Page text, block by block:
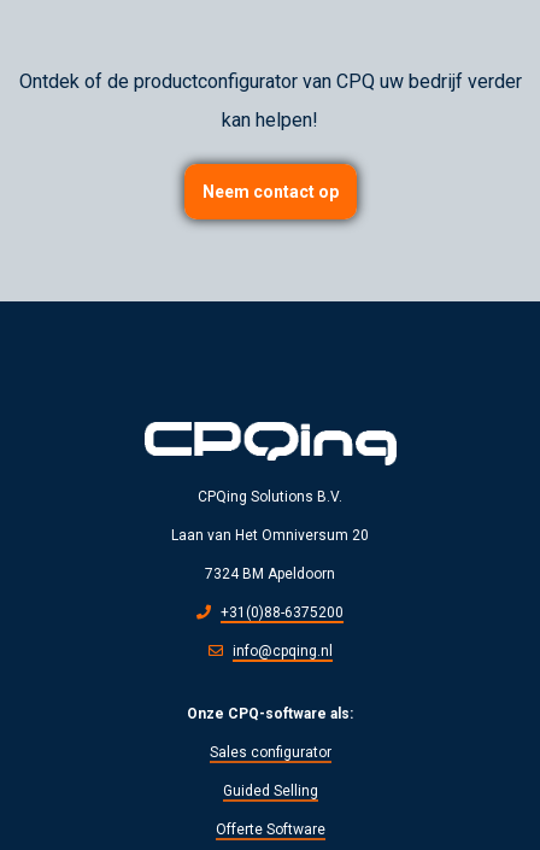
Ontdek of de productconfigurator van CPQ uw bedrijf verder
kan helpen!
Neem contact op
CPQing Solutions B.V.
Laan van Het Omniversum 20
7324 BM Apeldoorn
+31(0)88-6375200
info@cpqing.nl
Onze CPQ-software als:
Sales configurator
Guided Selling
Offerte Software